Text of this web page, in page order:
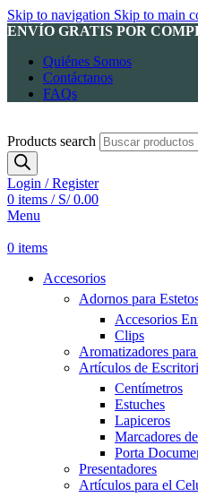
Skip to navigation Skip to main
ENVÍO GRATIS POR
Quiénes Somos
Contáctanos
FAQs
Products search
Login / Register
0 items / S/0.00
Menu
0 items
Accesorios
Adornos para
Accesorios
Clips
Aromatizadores
Artículos de
Centímetros
Estuches
Lapiceros
Marcadores
Porta
Presentadores
Artículos para el